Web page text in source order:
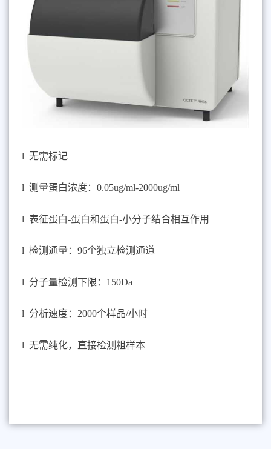
l 无需标记
l 测量蛋白浓度： 0.05ug/ml-2000ug/ml
l 表征蛋白-蛋白和蛋白-小分子结合相互作用
l 检测通量： 96个独立检测通道
l 分子量检测下限： 1 50Da
l 分析速度： 2000个样品/小时
l 无需纯化，直接检测粗样本